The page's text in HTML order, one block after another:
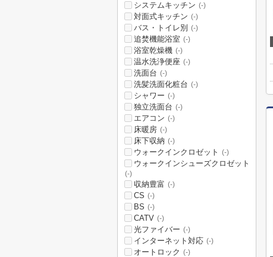
システムキッチン (-)
対面式キッチン (-)
バス・トイレ別 (-)
追焚機能浴室 (-)
浴室乾燥機 (-)
温水洗浄便座 (-)
洗面台 (-)
洗髪洗面化粧台 (-)
シャワー (-)
独立洗面台 (-)
エアコン (-)
床暖房 (-)
床下収納 (-)
ウォークインクロゼット (-)
ウォークインシューズクロゼット
(-)
収納豊富 (-)
CS (-)
BS (-)
CATV (-)
光ファイバー (-)
インターネット対応 (-)
オートロック (-)